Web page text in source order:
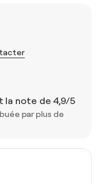
la note de 4,9/5
par plus de